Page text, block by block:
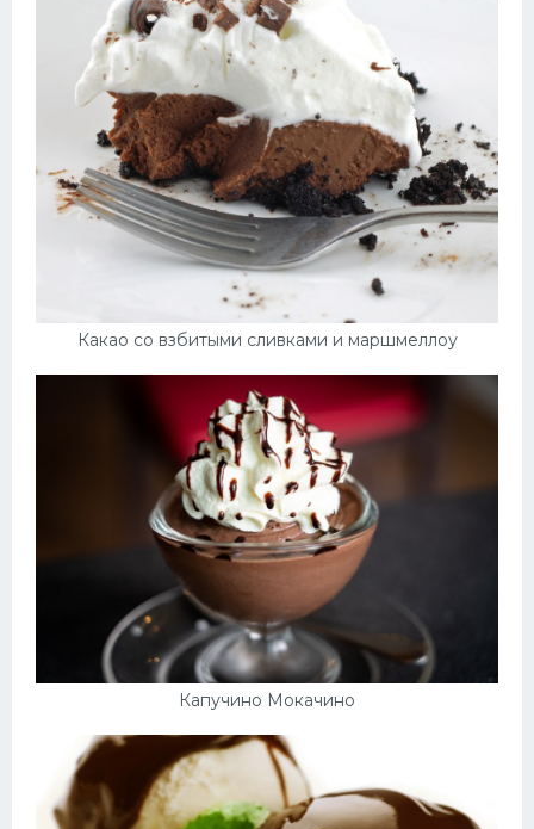
Какао со взбитыми сливками и маршмеллоу
Капучино Мокачино